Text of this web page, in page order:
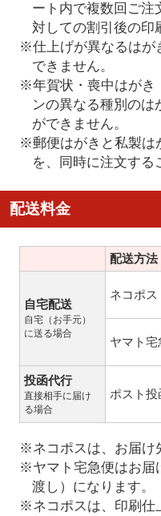
ート内で複数回ご注
対しての割引後の印
※仕上げが異なるはが
できません。
※年賀状・喪中はがき
ンの異なる種別のは
ができません。
※郵便はがきと私製は
を、同時に注文する
配送料金
配送方法
自宅配送
自宅（お手元）
に送る場合
ネコポス
ヤマト宅
投函代行
直接相手に届け
る場合
ポスト投
※ネコポスは、お届け
※ヤマト宅急便はお届
渡し）になります。
※ネコポスは、印刷仕